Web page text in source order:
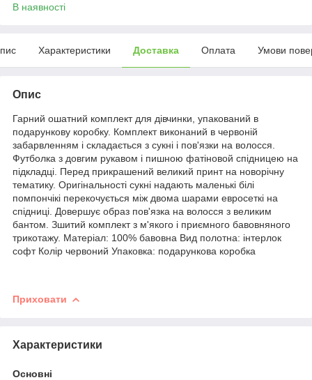
В наявності
Характеристики Доставка Оплата Умови
Опис
Гарний ошатний комплект для дівчинки, упакований в
подарункову коробку. Комплект виконаний в червоній
забарвленням і складається з сукні і пов'язки на волосся.
Футболка з довгим рукавом і пишною фатіновой спідницею на
підкладці. Перед прикрашений великий принт на новорічну
тематику. Оригінальності сукні надають маленькі білі
помпончікі перекочується між двома шарами евросеткі на
спідниці. Довершує образ пов'язка на волосся з великим
бантом. Зшитий комплект з м'якого і приємного бавовняного
трикотажу. Матеріал: 100% бавовна Вид полотна: інтерлок
софт Колір червоний Упаковка: подарункова коробка
Приховати
Характеристики
Основні